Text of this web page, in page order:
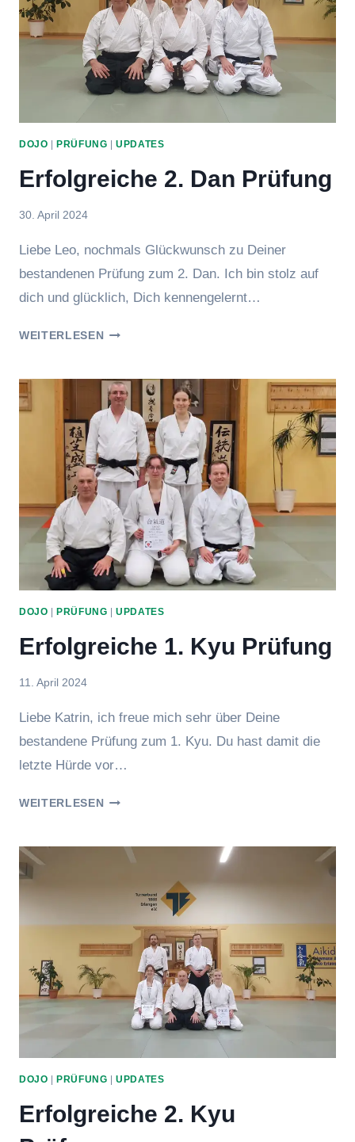
DOJO |PRÜFUNG |UPDATES
Erfolgreiche 2. Dan Prüfung
Von
30. April 2024
Liebe Leo, nochmals Glückwunsch zu Deiner
bestandenen Prüfung zum 2. Dan. Ich bin stolz auf
dich und glücklich, Dich kennengelernt…
WEITERLESENERFOLGREICHE
PRÜFUNG
DOJO |PRÜFUNG |UPDATES
Erfolgreiche 1. Kyu Prüfung
Von
11. April 2024
Liebe Katrin, ich freue mich sehr über Deine
bestandene Prüfung zum 1. Kyu. Du hast damit die
letzte Hürde vor…
WEITERLESENERFOLGREICHE
PRÜFUNG
DOJO PRÜFUNG |UPDATES
Erfolgreiche 2. Kyu